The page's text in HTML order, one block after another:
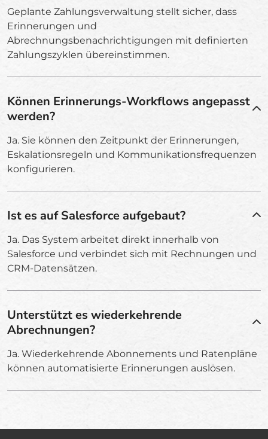
Geplante Zahlungsverwaltung stellt sicher, dass
Erinnerungen und
Abrechnungsbenachrichtigungen mit definierten
Zahlungszyklen übereinstimmen.
Können Erinnerungs-Workflows angepasst
werden?
Ja. Sie können den Zeitpunkt der Erinnerungen,
Eskalationsregeln und Kommunikationsfrequenzen
konfigurieren.
Ist es auf Salesforce aufgebaut?
Ja. Das System arbeitet direkt innerhalb von
Salesforce und verbindet sich mit Rechnungen und
CRM-Datensätzen.
Unterstützt es wiederkehrende
Abrechnungen?
Ja. Wiederkehrende Abonnements und Ratenpläne
können automatisierte Erinnerungen auslösen.